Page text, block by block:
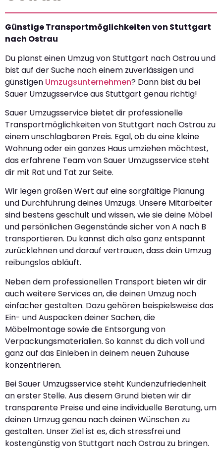
Günstige Transportmöglichkeiten von Stuttgart
nach Ostrau
Du planst einen Umzug von Stuttgart nach Ostrau und
bist auf der Suche nach einem zuverlässigen und
günstigen Umzugsunternehmen? Dann bist du bei
Sauer Umzugsservice aus Stuttgart genau richtig!
Sauer Umzugsservice bietet dir professionelle
Transportmöglichkeiten von Stuttgart nach Ostrau zu
einem unschlagbaren Preis. Egal, ob du eine kleine
Wohnung oder ein ganzes Haus umziehen möchtest,
das erfahrene Team von Sauer Umzugsservice steht
dir mit Rat und Tat zur Seite.
Wir legen großen Wert auf eine sorgfältige Planung
und Durchführung deines Umzugs. Unsere Mitarbeiter
sind bestens geschult und wissen, wie sie deine Möbel
und persönlichen Gegenstände sicher von A nach B
transportieren. Du kannst dich also ganz entspannt
zurücklehnen und darauf vertrauen, dass dein Umzug
reibungslos abläuft.
Neben dem professionellen Transport bieten wir dir
auch weitere Services an, die deinen Umzug noch
einfacher gestalten. Dazu gehören beispielsweise das
Ein- und Auspacken deiner Sachen, die
Möbelmontage sowie die Entsorgung von
Verpackungsmaterialien. So kannst du dich voll und
ganz auf das Einleben in deinem neuen Zuhause
konzentrieren.
Bei Sauer Umzugsservice steht Kundenzufriedenheit
an erster Stelle. Aus diesem Grund bieten wir dir
transparente Preise und eine individuelle Beratung, um
deinen Umzug genau nach deinen Wünschen zu
gestalten. Unser Ziel ist es, dich stressfrei und
kostengünstig von Stuttgart nach Ostrau zu bringen.